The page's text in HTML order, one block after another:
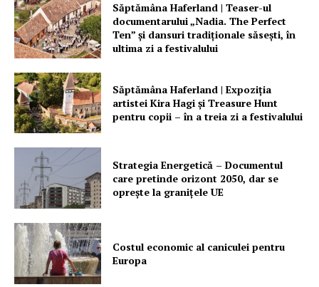
Săptămâna Haferland | Teaser-ul
documentarului „Nadia. The Perfect
Ten” şi dansuri tradiţionale săseşti, în
ultima zi a festivalului
Săptămâna Haferland | Expoziţia
artistei Kira Hagi şi Treasure Hunt
pentru copii – în a treia zi a festivalului
Strategia Energetică – Documentul
care pretinde orizont 2050, dar se
oprește la granițele UE
Costul economic al caniculei pentru
Europa